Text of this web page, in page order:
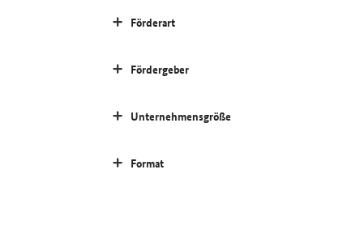
Förderart
Fördergeber
Unternehmensgröße
Format